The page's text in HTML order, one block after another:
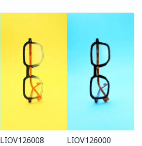
LIOV126008 LIOV126000